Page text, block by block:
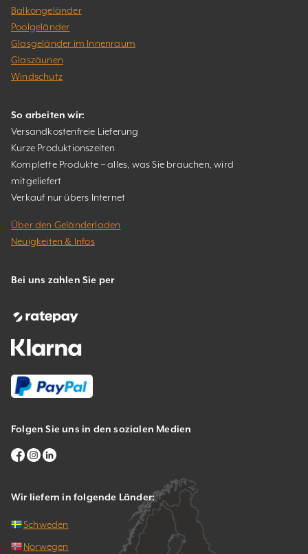
Balkongeländer
Poolgeländer
Glasgeländer im Innenraum
Glaszäunen
Windschutz
So arbeiten wir:
Versandkostenfreie Lieferung
Kurze Produktionszeiten
Komplette Produkte – alles, was Sie brauchen, wird
mitgeliefert
Verkauf nur übers Internet
Über den Geländerladen
Neuigkeiten & Infos
Bei uns zahlen Sie per
Folgen Sie uns in den sozialen Medien
Wir liefern in folgende Länder:
Schweden
Norwegen